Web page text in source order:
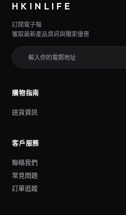
HKINLIFE
訂閱電子報
獲取最新產品資訊與獨家優惠
購物指南
送貨資訊
客戶服務
聯絡我們
常見問題
訂單追蹤